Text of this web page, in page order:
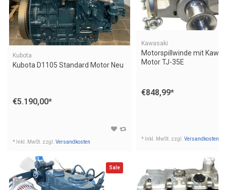
Kubota
Kubota D1105 Standard Motor Neu
€5.190,00*
* Inkl. MwSt. zzgl. Versandkosten
Kawasaki
Motorspillwinde mit
Motor TJ-35E
€848,99*
* Inkl. MwSt. zzgl. Versandkosten
Sale